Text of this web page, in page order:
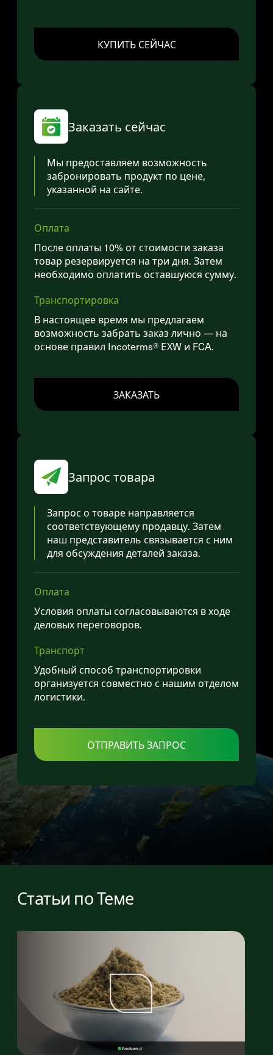
КУПИТЬ СЕЙЧАС
Заказать сейчас
Мы предоставляем возможность
забронировать продукт по цене,
указанной на сайте.
Оплата
После оплаты 10% от стоимости заказа
товар резервируется на три дня. Затем
необходимо оплатить оставшуюся сумму.
Транспортировка
В настоящее время мы предлагаем
возможность забрать заказ лично — на
основе правил Incoterms® EXW и FCA.
ЗАКАЗАТЬ
Запрос товара
Запрос о товаре направляется
соответствующему продавцу. Затем
наш представитель связывается с ним
для обсуждения деталей заказа.
Оплата
Условия оплаты согласовываются в ходе
деловых переговоров.
Транспорт
Удобный способ транспортировки
организуется совместно с нашим отделом
логистики.
ОТПРАВИТЬ ЗАПРОС
Статьи по Теме